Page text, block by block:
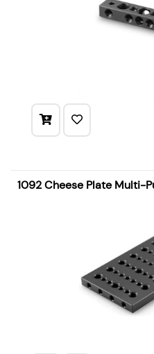
1092 Cheese Plate Multi-